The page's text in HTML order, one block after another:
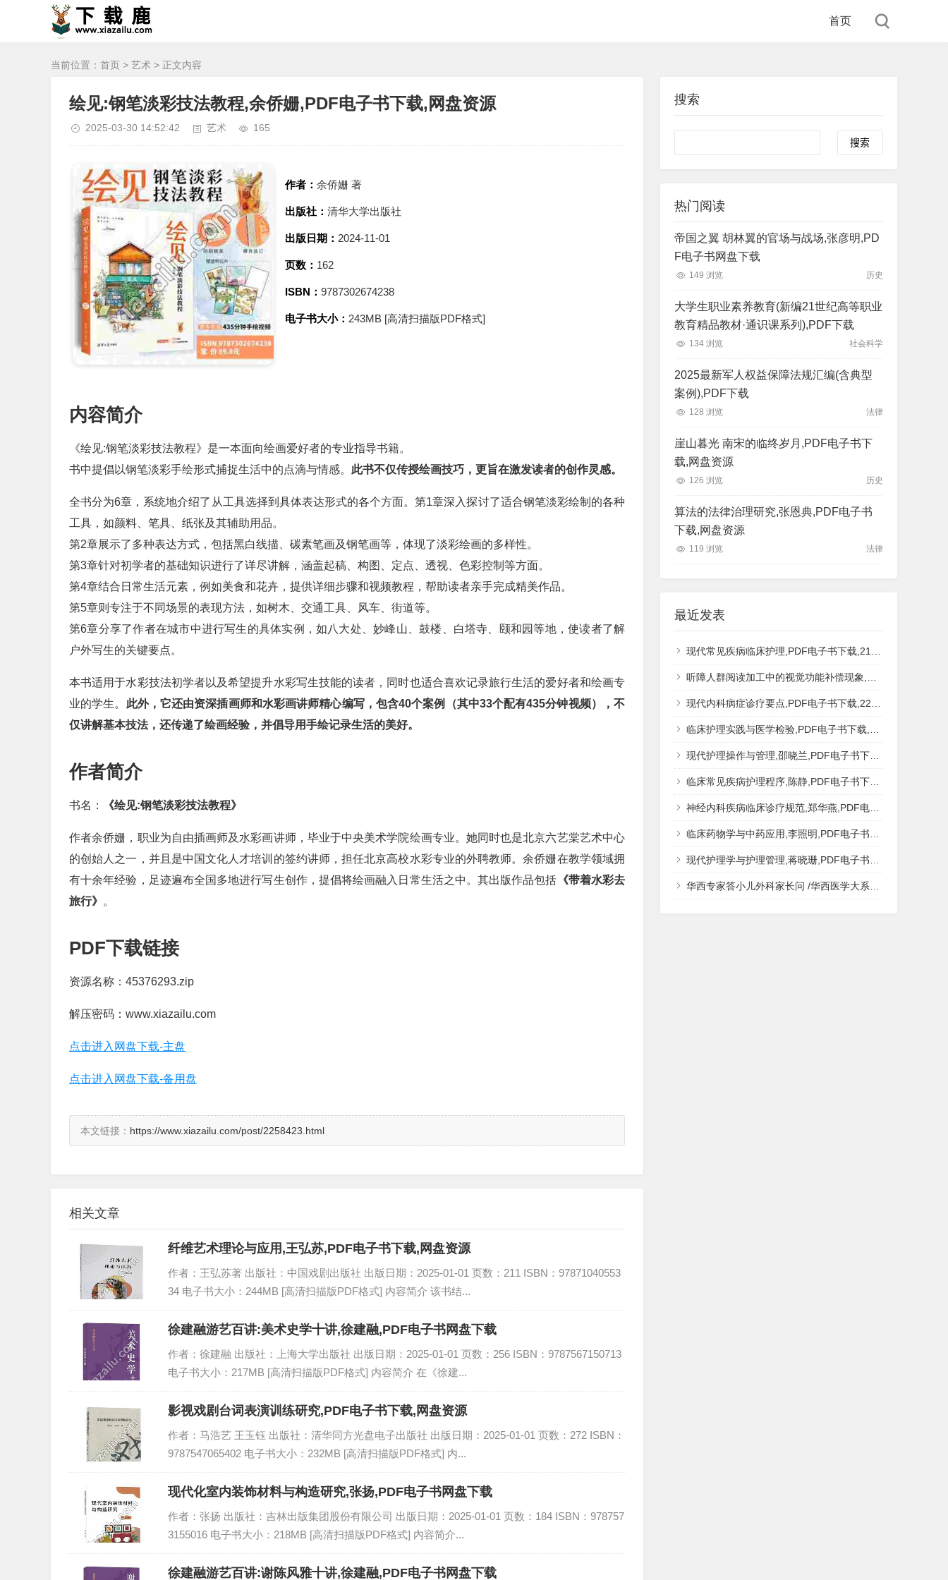
首页
当前位置： 首页 > 艺术 > 正文内容
绘见:钢笔淡彩技法教程,余侨姗,PDF电子书下载,网盘资源
2025-03-30 14:52:42 艺术 165
作者： 余侨姗 著
出版社： 清华大学出版社
出版日期： 2024-11-01
页数： 162
ISBN： 9787302674238
电子书大小： 243MB [高清扫描版PDF格式]
内容简介
《绘见:钢笔淡彩技法教程》是一本面向绘画爱好者的专业指导书籍。
书中提倡以钢笔淡彩手绘形式捕捉生活中的点滴与情感。 此书不仅传授绘画技巧，更旨在激发读者的创作灵感。
全书分为6章，系统地介绍了从工具选择到具体表达形式的各个方面。第1章深入探讨了适合钢笔淡彩绘制的各种
工具，如颜料、笔具、纸张及其辅助用品。
第2章展示了多种表达方式，包括黑白线描、碳素笔画及钢笔画等，体现了淡彩绘画的多样性。
第3章针对初学者的基础知识进行了详尽讲解，涵盖起稿、构图、定点、透视、色彩控制等方面。
第4章结合日常生活元素，例如美食和花卉，提供详细步骤和视频教程，帮助读者亲手完成精美作品。
第5章则专注于不同场景的表现方法，如树木、交通工具、风车、街道等。
第6章分享了作者在城市中进行写生的具体实例，如八大处、妙峰山、鼓楼、白塔寺、颐和园等地，使读者了解
户外写生的关键要点。
本书适用于水彩技法初学者以及希望提升水彩写生技能的读者，同时也适合喜欢记录旅行生活的爱好者和绘画专
业的学生。 此外，它还由资深插画师和水彩画讲师精心编写，包含40个案例（其中33个配有435分钟视频），不
仅讲解基本技法，还传递了绘画经验，并倡导用手绘记录生活的美好。
作者简介
书名： 《绘见:钢笔淡彩技法教程》
作者余侨姗，职业为自由插画师及水彩画讲师，毕业于中央美术学院绘画专业。她同时也是北京六艺棠艺术中心
的创始人之一，并且是中国文化人才培训的签约讲师，担任北京高校水彩专业的外聘教师。余侨姗在教学领域拥
有十余年经验，足迹遍布全国多地进行写生创作，提倡将绘画融入日常生活之中。其出版作品包括 《带着水彩去
旅行》 。
PDF下载链接
资源名称：45376293.zip
解压密码：www.xiazailu.com
点击进入网盘下载-主盘
点击进入网盘下载-备用盘
本文链接： https://www.xiazailu.com/post/2258423.html
相关文章
纤维艺术理论与应用,王弘苏,PDF电子书下载,网盘资源
作者：王弘苏著 出版社：中国戏剧出版社 出版日期：2025-01-01 页数：211 ISBN：97871040553
34 电子书大小：244MB [高清扫描版PDF格式] 内容简介 该书结...
徐建融游艺百讲:美术史学十讲,徐建融,PDF电子书网盘下载
作者：徐建融 出版社：上海大学出版社 出版日期：2025-01-01 页数：256 ISBN：9787567150713
电子书大小：217MB [高清扫描版PDF格式] 内容简介 在《徐建...
影视戏剧台词表演训练研究,PDF电子书下载,网盘资源
作者：马浩艺 王玉钰 出版社：清华同方光盘电子出版社 出版日期：2025-01-01 页数：272 ISBN：
9787547065402 电子书大小：232MB [高清扫描版PDF格式] 内...
现代化室内装饰材料与构造研究,张扬,PDF电子书网盘下载
作者：张扬 出版社：吉林出版集团股份有限公司 出版日期：2025-01-01 页数：184 ISBN：978757
3155016 电子书大小：218MB [高清扫描版PDF格式] 内容简介...
徐建融游艺百讲:谢陈风雅十讲,徐建融,PDF电子书网盘下载
搜索
Search
热门阅读
帝国之翼 胡林翼的官场与战场,张彦明,PD
F电子书网盘下载
149 浏览 历史
大学生职业素养教育(新编21世纪高等职业
教育精品教材·通识课系列),PDF下载
134 浏览 社会科学
2025最新军人权益保障法规汇编(含典型
案例),PDF下载
128 浏览 法律
崖山暮光 南宋的临终岁月,PDF电子书下
载,网盘资源
126 浏览 历史
算法的法律治理研究,张恩典,PDF电子书
下载,网盘资源
119 浏览 法律
最近发表
现代常见疾病临床护理,PDF电子书下载,217MB,网盘资源
听障人群阅读加工中的视觉功能补偿现象,秦钊,PDF电子书下载,网盘资源
现代内科病症诊疗要点,PDF电子书下载,223MB,网盘资源
临床护理实践与医学检验,PDF电子书下载,193MB,网盘资源
现代护理操作与管理,邵晓兰,PDF电子书下载,242MB,网盘资源
临床常见疾病护理程序,陈静,PDF电子书下载,185MB,网盘资源
神经内科疾病临床诊疗规范,郑华燕,PDF电子书下载,188MB,网盘资源
临床药物学与中药应用,李照明,PDF电子书下载,202MB,网盘资源
现代护理学与护理管理,蒋晓珊,PDF电子书下载,223MB,网盘资源
华西专家答小儿外科家长问 /华西医学大系?医学科普,PDF电子书网盘下载